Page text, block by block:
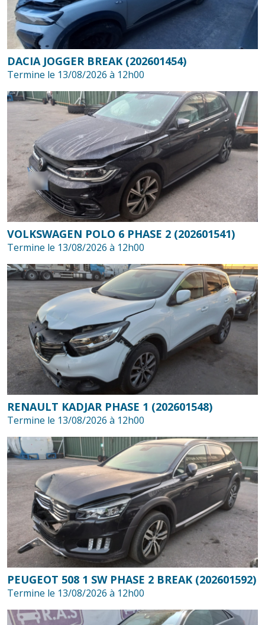
DACIA JOGGER BREAK (202601454)
Termine le 13/08/2026 à 12h00
VOLKSWAGEN POLO 6 PHASE 2 (202601541)
Termine le 13/08/2026 à 12h00
RENAULT KADJAR PHASE 1 (202601548)
Termine le 13/08/2026 à 12h00
PEUGEOT 508 1 SW PHASE 2 BREAK (202601592)
Termine le 13/08/2026 à 12h00